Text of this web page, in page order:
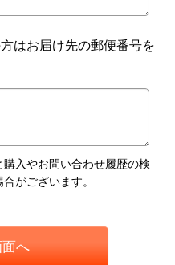
はお届け先の郵便番号を
入やお問い合わせ履歴の検
がございます。
へ